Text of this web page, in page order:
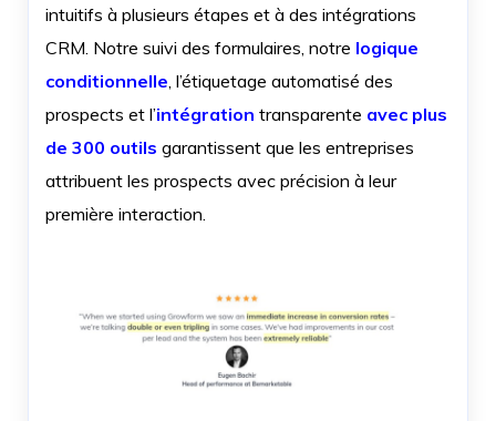
intuitifs à plusieurs étapes et à des intégrations
CRM. Notre suivi des formulaires, notre logique
conditionnelle, l’étiquetage automatisé des
prospects et l’intégration transparente avec plus
de 300 outils garantissent que les entreprises
attribuent les prospects avec précision à leur
première interaction.